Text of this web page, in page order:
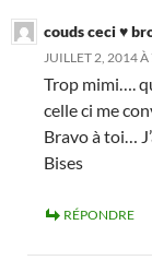
couds ceci ♥
JUILLET 2, 2014
Trop mimi….
celle ci me
Bravo à toi…
Bises
RÉPONDRE